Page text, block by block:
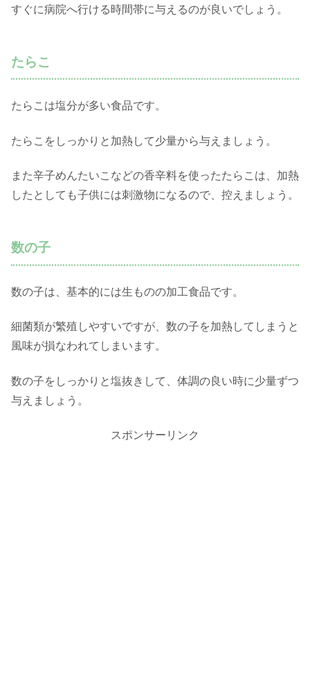
すぐに病院へ行ける時間帯に与えるのが良いでしょう。
たらこ
たらこは塩分が多い食品です。
たらこをしっかりと加熱して少量から与えましょう。
また辛子めんたいこなどの香辛料を使ったたらこは、加熱
したとしても子供には刺激物になるので、控えましょう。
数の子
数の子は、基本的には生ものの加工食品です。
細菌類が繁殖しやすいですが、数の子を加熱してしまうと
風味が損なわれてしまいます。
数の子をしっかりと塩抜きして、体調の良い時に少量ずつ
与えましょう。
スポンサーリンク